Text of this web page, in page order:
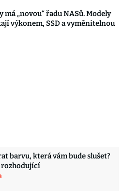
má „novou“ řadu NASů. Modely
výkonem, SSD a vyměnitelnou
barvu, která vám bude slušet?
rozhodující